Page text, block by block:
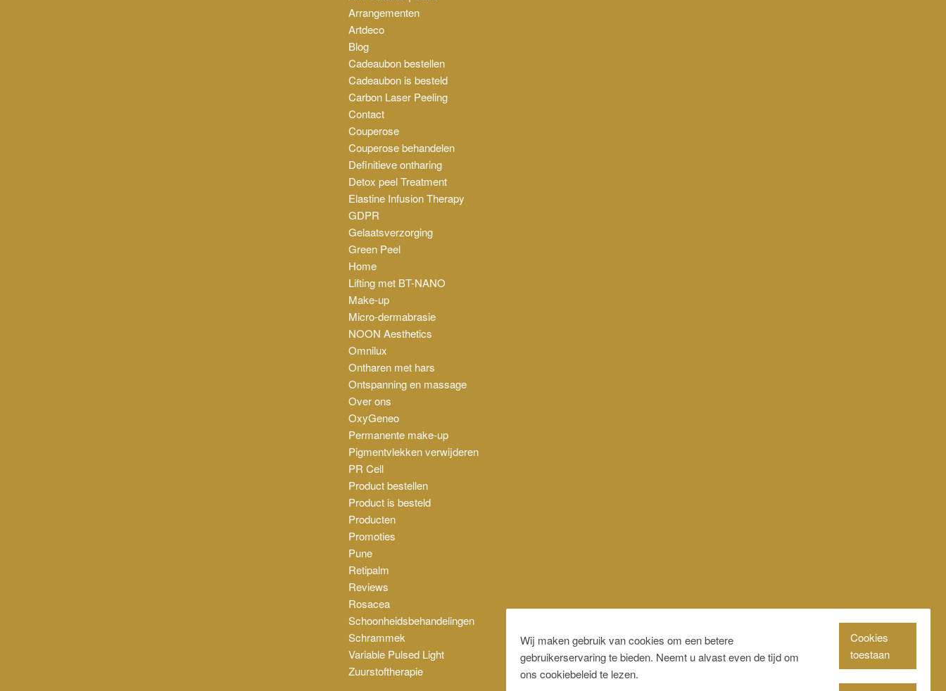
Arrangementen
Artdeco
Blog
Cadeaubon bestellen
Cadeaubon is besteld
Carbon Laser Peeling
Contact
Couperose
Couperose behandelen
Definitieve ontharing
Detox peel Treatment
Elastine Infusion Therapy
GDPR
Gelaatsverzorging
Green Peel
Home
Lifting met BT-NANO
Make-up
Micro-dermabrasie
NOON Aesthetics
Omnilux
Ontharen met hars
Ontspanning en massage
Over ons
OxyGeneo
Permanente make-up
Pigmentvlekken verwijderen
PR Cell
Product bestellen
Product is besteld
Producten
Promoties
Pune
Retipalm
Reviews
Rosacea
Schoonheidsbehandelingen
Schrammek
Variable Pulsed Light
Zuurstoftherapie
Wij maken gebruik van cookies om een betere
gebruikerservaring te bieden. Neemt u alvast even de tijd om
ons cookiebeleid te lezen.
Cookies
toestaan